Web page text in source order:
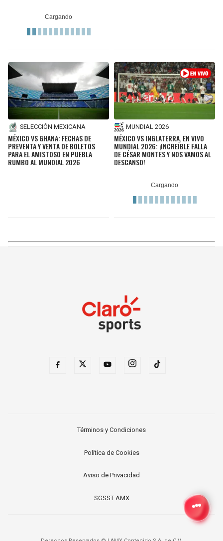
SELECCIÓN MEXICANA
MÉXICO VS GHANA: FECHAS DE
PREVENTA Y VENTA DE BOLETOS
PARA EL AMISTOSO EN PUEBLA
RUMBO AL MUNDIAL 2026
MUNDIAL 2026
MÉXICO VS INGLATERRA, EN VIVO
MUNDIAL 2026: ¡INCREÍBLE FALLA
DE CÉSAR MONTES Y NOS VAMOS AL
DESCANSO!
Términos y Condiciones
Política de Cookies
Aviso de Privacidad
SGSST AMX